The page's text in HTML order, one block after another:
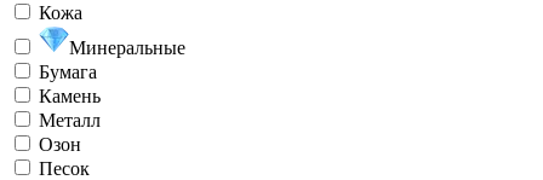
Кожа
Минеральные
Бумага
Камень
Металл
Озон
Песок